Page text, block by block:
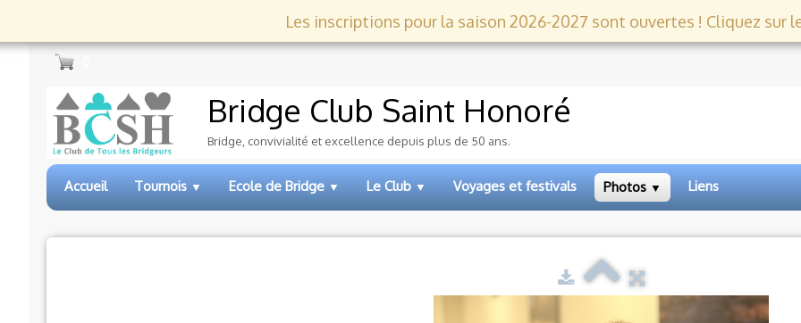
Les inscriptions pour la saison 2026-2027 sont ouvertes ! Cliquez sur le
Bridge Club Saint Honoré
Bridge, convivialité et excellence depuis plus de 50 ans.
Accueil Tournois ▼ Ecole de Bridge ▼ Le Club ▼ Voyages et festivals Photos ▼ Liens